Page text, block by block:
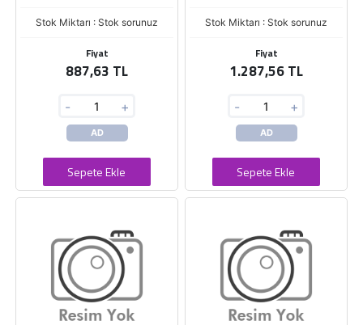
Stok Miktarı : Stok sorunuz
Fiyat
887,63 TL
- +
AD
Sepete Ekle
Stok Miktarı : Stok sorunuz
Fiyat
1.287,56 TL
- +
AD
Sepete Ekle